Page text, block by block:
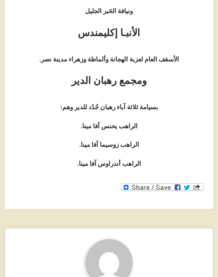
ونيافة الحَبر الجليل
الأنبـا إكليمندس
الأسقف العام لعزبة الهجانة وألماظة وزهراء مدينة نصر.
ومجمع رهبان الدير
بسيامة ثلاثة آباء رهبان جُدُد للدير وهم:
الراهب يحنس آفا مينا.
الراهب زوسيما آفا مينا.
الراهب أندراوس آفا مينا.